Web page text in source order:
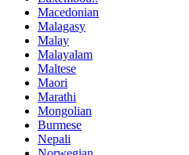
Macedonian
Malagasy
Malay
Malayalam
Maltese
Maori
Marathi
Mongolian
Burmese
Nepali